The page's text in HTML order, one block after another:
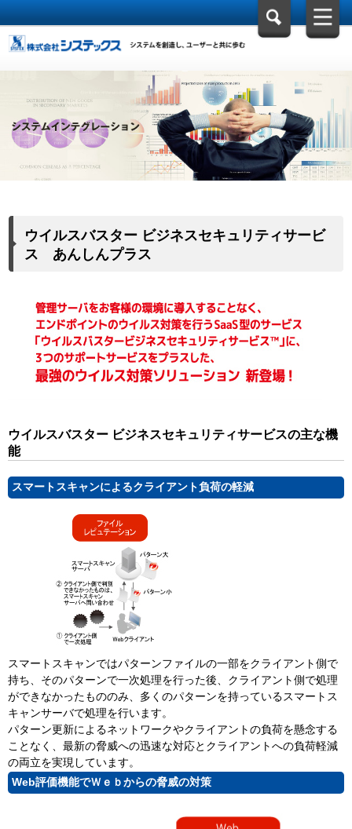
ウイルスバスター ビジネスセキュリティサービ
ス あんしんプラス
ウイルスバスター ビジネスセキュリティサービスの主な機
能
スマートスキャンによるクライアント負荷の軽減
スマートスキャンではパターンファイルの一部をクライアント側で
持ち、そのパターンで一次処理を行った後、クライアント側で処理
ができなかったもののみ、多くのパターンを持っているスマートス
キャンサーバで処理を行います。
パターン更新によるネットワークやクライアントの負荷を懸念する
ことなく、最新の脅威への迅速な対応とクライアントへの負荷軽減
の両立を実現しています。
Web評価機能でＷｅｂからの脅威の対策